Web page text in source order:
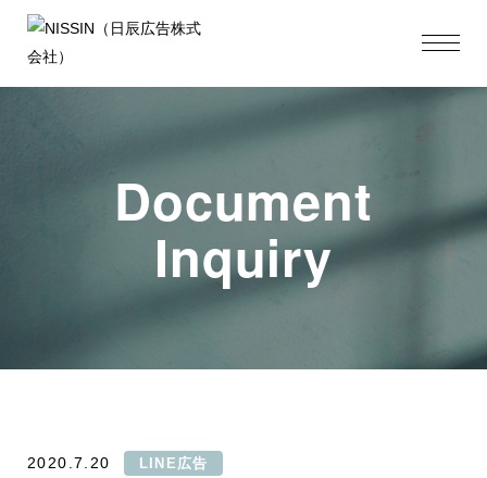
Document
Inquiry
2020.7.20 LINE広告